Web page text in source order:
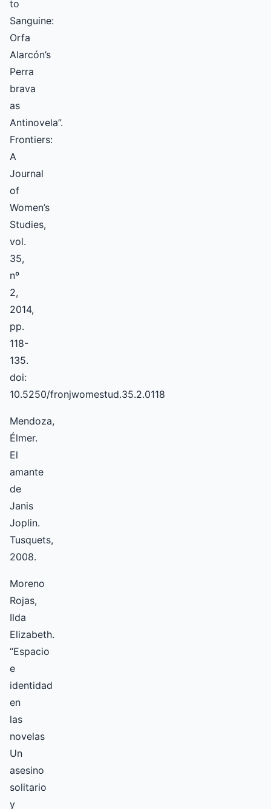
to
Sanguine:
Orfa
Alarcón’s
Perra
brava
as
Antinovela”.
Frontiers:
A
Journal
of
Women’s
Studies,
vol.
35,
nº
2,
2014,
pp.
118-
135.
doi:
10.5250/fronjwomestud.35.2.0118
Mendoza,
Élmer.
El
amante
de
Janis
Joplin.
Tusquets,
2008.
Moreno
Rojas,
Ilda
Elizabeth.
“Espacio
e
identidad
en
las
novelas
Un
asesino
solitario
y